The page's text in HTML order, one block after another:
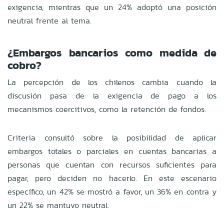
exigencia, mientras que un 24% adoptó una posición
neutral frente al tema.
¿Embargos bancarios como medida de
cobro?
La percepción de los chilenos cambia cuando la
discusión pasa de la exigencia de pago a los
mecanismos coercitivos, como la retención de fondos.
Criteria consultó sobre la posibilidad de aplicar
embargos totales o parciales en cuentas bancarias a
personas que cuentan con recursos suficientes para
pagar, pero deciden no hacerlo. En este escenario
específico, un 42% se mostró a favor, un 36% en contra y
un 22% se mantuvo neutral.